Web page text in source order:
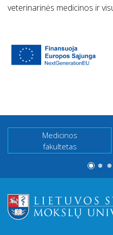
veterinarinės medicinos ir
Medicinos
fakultetas